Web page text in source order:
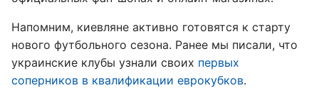
Напомним, киевляне активно готовятся к старту
нового футбольного сезона. Ранее мы писали, что
украинские клубы узнали своих первых
соперников в квалификации еврокубков.